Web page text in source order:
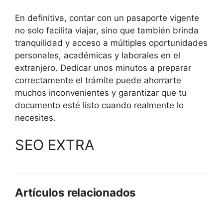
En definitiva, contar con un pasaporte vigente
no solo facilita viajar, sino que también brinda
tranquilidad y acceso a múltiples oportunidades
personales, académicas y laborales en el
extranjero. Dedicar unos minutos a preparar
correctamente el trámite puede ahorrarte
muchos inconvenientes y garantizar que tu
documento esté listo cuando realmente lo
necesites.
SEO EXTRA
Artículos relacionados